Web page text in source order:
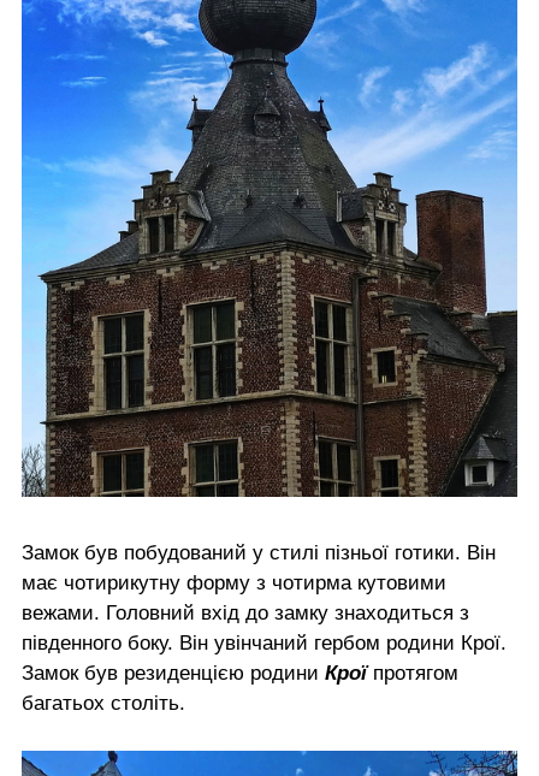
Замок був побудований у стилі пізньої готики. Він
має чотирикутну форму з чотирма кутовими
вежами. Головний вхід до замку знаходиться з
південного боку. Він увінчаний гербом родини Крої.
Замок був резиденцією родини Крої протягом
багатьох століть.